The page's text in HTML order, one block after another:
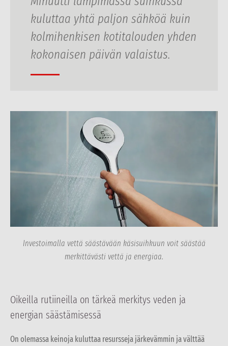
kuluttaa yhtä paljon sähköä kuin
kolmihenkisen kotitalouden yhden
kokonaisen päivän valaistus.
Investoimalla vettä säästävään käsisuihkuun voit säästää
merkittävästi vettä ja energiaa.
Oikeilla rutiineilla on tärkeä merkitys veden ja
energian säästämisessä
On olemassa keinoja kuluttaa resursseja järkevämmin ja välttää